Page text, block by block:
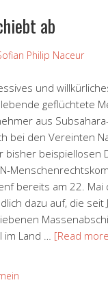
ab
Philip Naceur
und
lebende geflüchtete
aus
bei den Vereinten
bisher beispiellosen
bereits am 22. Mai
dazu auf, die seit
im Land … [Read